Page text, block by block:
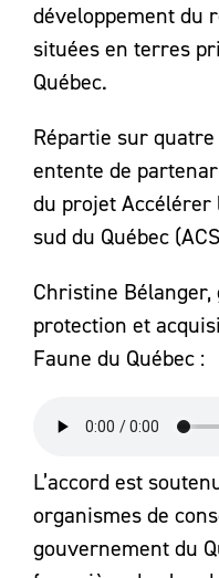
développement du
situées en terres
Québec.
Répartie sur quatre
entente de
du projet Accélérer
sud du Québec
Christine
protection et
Faune du Québec :
L’accord est
organismes de
gouvernement du